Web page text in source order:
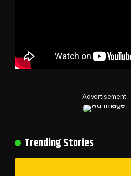
- Advertisement -
Trending Stories